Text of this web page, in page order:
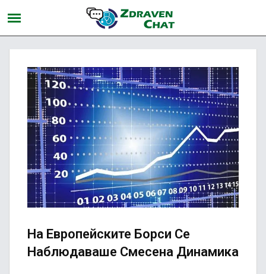
На Европейските Борси Се
Наблюдаваше Смесена Динамика